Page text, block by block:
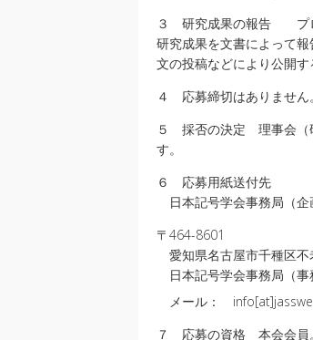
３ 研究成果の報告 プロ
研究成果を文書によって
文の投稿などにより公開す
４ 応募締切はありません
５ 採否の決定 理事会（
す。
６ 応募用紙送付先
日本記号学会事務局（企
〒464-8601
愛知県名古屋市千種区
日本記号学会事務局（事
メール：
７ 応募の資格 本会会員